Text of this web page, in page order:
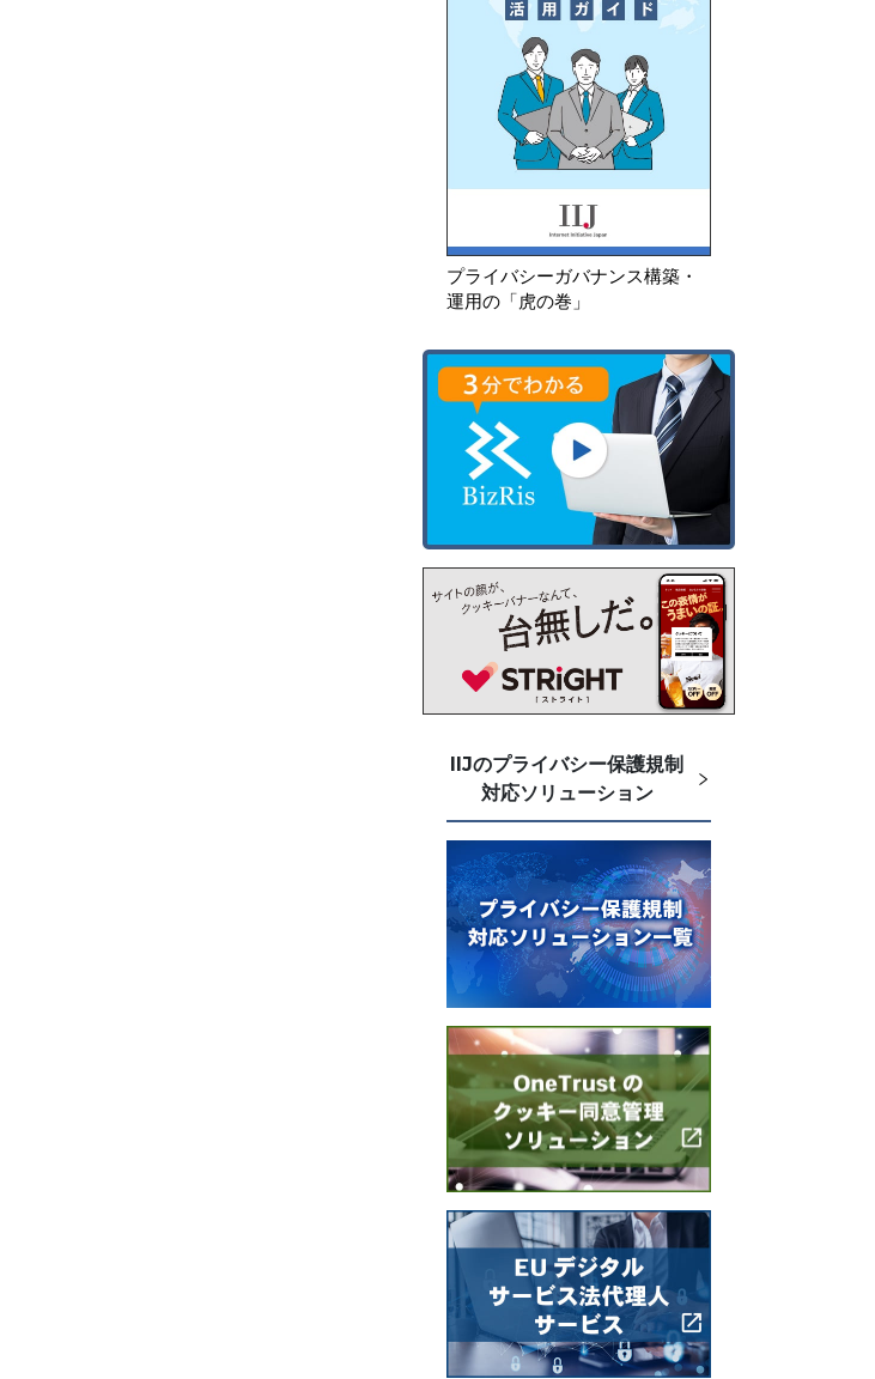
プライバシーガバナンス構築・
運用の「虎の巻」
IIJのプライバシー保護規制
対応ソリューション